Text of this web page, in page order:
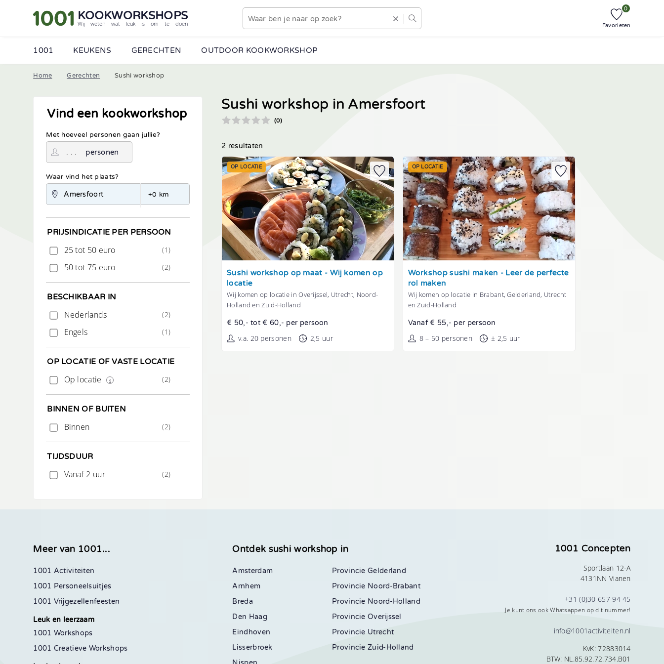
KOOKWORKSHOPS
Wij weten wat leuk is om te doen
0
Favorieten
1001 KEUKENS GERECHTEN OUTDOOR KOOKWORKSHOP
Home Gerechten Sushi workshop
Vind een kookworkshop
Met hoeveel personen gaan jullie?
personen
Waar vind het plaats?
PRIJSINDICATIE PER PERSOON
25 tot 50 euro (1)
50 tot 75 euro (2)
BESCHIKBAAR IN
Nederlands (2)
Engels (1)
OP LOCATIE OF VASTE LOCATIE
Op locatie (2)
BINNEN OF BUITEN
Binnen (2)
TIJDSDUUR
Vanaf 2 uur (2)
Sushi workshop in Amersfoort
(0)
2 resultaten
Tonen
OP LOCATIE
Sushi workshop op maat - Wij komen op
locatie
Wij komen op locatie in Overijssel, Utrecht, Noord-
Holland en Zuid-Holland
€ 50,- tot € 60,- per persoon
v.a. 20 personen 2,5 uur
Tonen
OP LOCATIE
Workshop sushi maken - Leer de perfecte
rol maken
Wij komen op locatie in Brabant, Gelderland, Utrecht
en Zuid-Holland
Vanaf € 55,- per persoon
8 – 50 personen ± 2,5 uur
Meer van 1001...
1001 Activiteiten
1001 Personeelsuitjes
1001 Vrijgezellenfeesten
Leuk en leerzaam
1001 Workshops
1001 Creatieve Workshops
Ontdek sushi workshop in
Amsterdam
Arnhem
Breda
Den Haag
Eindhoven
Lisserbroek
Gelderland
Noord-Brabant
Noord-Holland
Overijssel
Utrecht
Zuid-Holland
1001 Concepten
Sportlaan 12-A
4131NN Vianen
+31 (0)30 657 94 45
Je kunt ons ook Whatsappen op dit nummer!
info@1001activiteiten.nl
KvK: 72883014
BTW: NL.85.92.72.734.B01